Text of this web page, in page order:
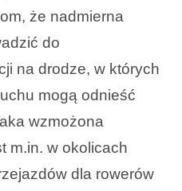
że nadmierna
do
na drodze, w których
mogą odnieść
wzmożona
m.in. w okolicach
dla rowerów